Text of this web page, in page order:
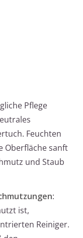
Pflege
Feuchten
Oberfläche sanft
und Staub
:
ist,
Reiniger.